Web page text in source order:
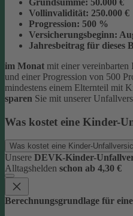
Vollinvalidität: 250.000 €
Progression: 500 %
Versicherungsbeginn:
Jahresbeitrag für dieses
im Monat mit einer
und einer Progression von 500
mindestens einem Elternteil mit
sparen Sie mit unserer
Was kostet eine Kinder-
Was kostet eine Kinder-
Unsere DEVK-Kinder-
Alltagshelden schon ab 4,30 €
Berechnungsgrundlage für